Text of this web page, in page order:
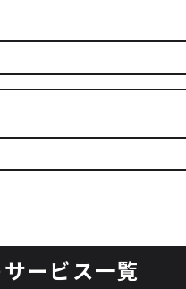
ービス一覧